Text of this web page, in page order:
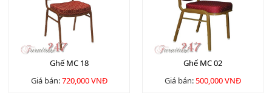
Ghế MC 18
Giá bán:720,000 VNĐ
Ghế MC 02
Giá bán:500,000 VNĐ